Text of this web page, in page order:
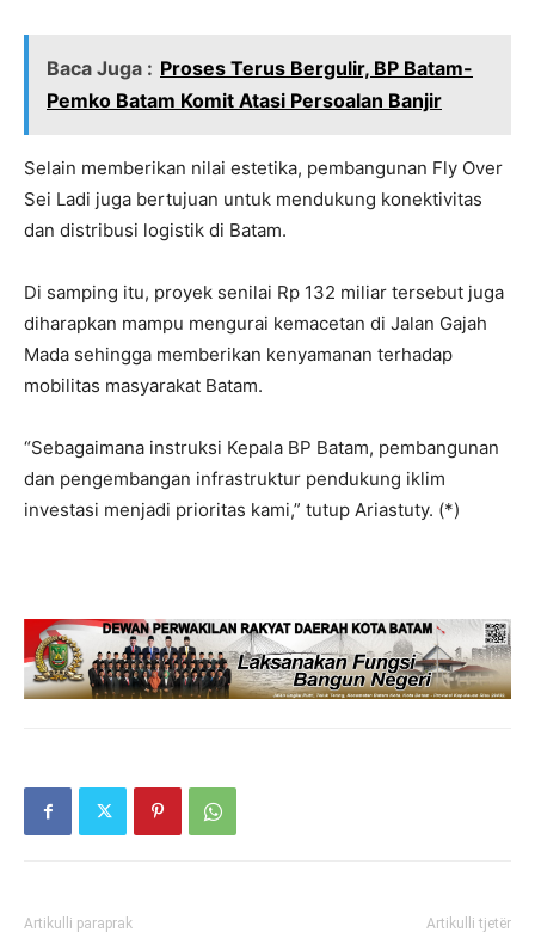
Baca Juga : Proses Terus Bergulir, BP Batam-
Pemko Batam Komit Atasi Persoalan Banjir
Selain memberikan nilai estetika, pembangunan Fly Over
Sei Ladi juga bertujuan untuk mendukung konektivitas
dan distribusi logistik di Batam.
Di samping itu, proyek senilai Rp 132 miliar tersebut juga
diharapkan mampu mengurai kemacetan di Jalan Gajah
Mada sehingga memberikan kenyamanan terhadap
mobilitas masyarakat Batam.
“Sebagaimana instruksi Kepala BP Batam, pembangunan
dan pengembangan infrastruktur pendukung iklim
investasi menjadi prioritas kami,” tutup Ariastuty. (*)
Artikulli paraprak Artikulli tjetër